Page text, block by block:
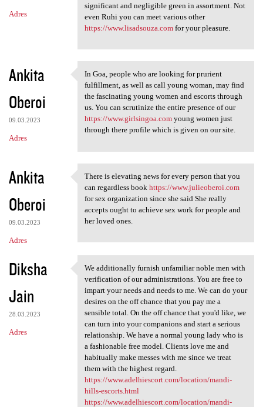
Adres
significant and negligible green in assortment. Not
even Ruhi you can meet various other
https://www.lisadsouza.comfor your pleasure.
Ankita
Oberoi
09.03.2023
Adres
In Goa, people who are
In Goa, people who are looking for prurient
fulfillment, as well as call young woman, may find
the fascinating young women and escorts through
us. You can scrutinize the entire presence of our
https://www.girlsingoa.comyoung women just
through there profile which is given on our site.
Ankita
Oberoi
09.03.2023
Adres
There is elevating news for
There is elevating news for every person that you
can regardless book https://www.julieoberoi.com
for sex organization since she said She really
accepts ought to achieve sex work for people and
her loved ones.
Diksha
Jain
28.03.2023
Adres
We additionally furnish
We additionally furnish unfamiliar noble men with
verification of our administrations. You are free to
impart your needs and needs to me. We can do your
desires on the off chance that you pay me a
sensible total. On the off chance that you'd like, we
can turn into your companions and start a serious
relationship. We have a normal young lady who is
a fashionable free model. Clients love me and
habitually make messes with me since we treat
them with the highest regard.
https://www.adelhiescort.com/location/mandi-
hills-escorts.html
https://www.adelhiescort.com/location/mandi-